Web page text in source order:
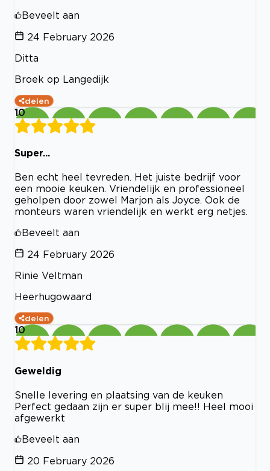
Beveelt aan
24 February 2026
Ditta
Broek op Langedijk
delen
10
Super...
Ben echt heel tevreden. Het juiste bedrijf voor
een mooie keuken. Vriendelijk en professioneel
geholpen door zowel Marjon als Joyce. Ook de
monteurs waren vriendelijk en werkt erg netjes.
Beveelt aan
24 February 2026
Rinie Veltman
Heerhugowaard
delen
10
Geweldig
Snelle levering en plaatsing van de keuken
Perfect gedaan zijn er super blij mee!! Heel mooi
afgewerkt
Beveelt aan
20 February 2026